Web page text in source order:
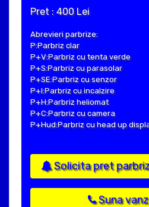
Pret : 400 Lei
Abrevieri parbrize:
P:Parbriz clar
P+V:Parbriz cu tenta verde
P+S:Parbriz cu parasolar
P+SE:Parbriz cu senzor
P+I:Parbriz cu incalzire
P+H:Parbriz heliomat
P+C:Parbriz cu camera
P+Hud:Parbriz cu head up
Solicita pret
Suna